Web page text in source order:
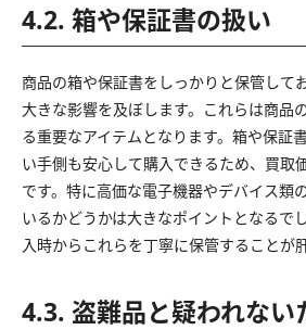
4.2. 箱や保証書の扱い
商品の箱や保証書をしっかりと保管して
大きな影響を及ぼします。これらは商品
る重要なアイテムとなります。箱や保証
い手側も安心して購入できるため、買取
です。特に高価な電子機器やデバイス類
いるかどうかは大きなポイントとなるで
入時からこれらを丁寧に保管することが
4.3. 盗難品と疑われない